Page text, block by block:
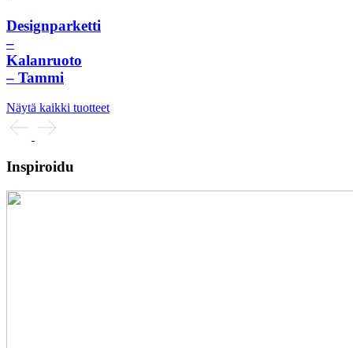
Designparketti
–
Kalanruoto
– Tammi
Näytä kaikki tuotteet
Inspiroidu